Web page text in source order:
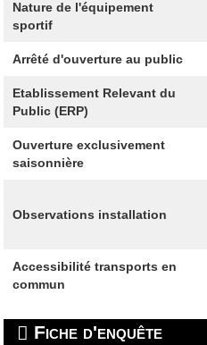
Nature de l'équipement
sportif
Arrêté d'ouverture au public
Etablissement Relevant du
Public (ERP)
Ouverture exclusivement
saisonnière
Observations installation
Accessibilité transports en
commun
Fiche d'enquête